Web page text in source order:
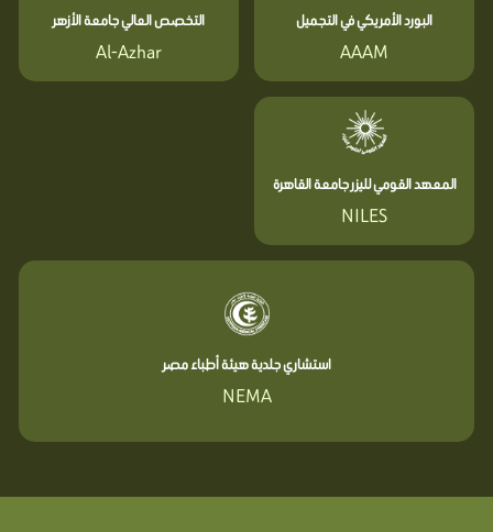
البورد الأمريكي في التجميل
AAAM
التخصص العالي جامعة الأزهر
Al-Azhar
المعهد القومي لليزر جامعة القاهرة
NILES
استشاري جلدية هيئة أطباء مصر
NEMA